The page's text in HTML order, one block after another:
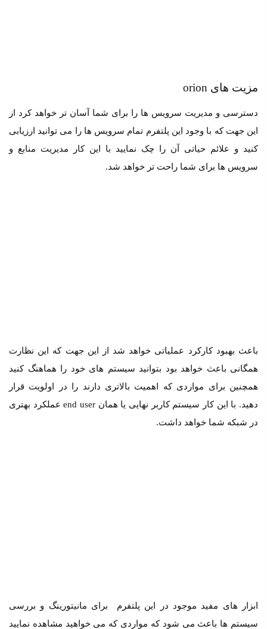
مزیت های orion
دسترسی و مدیریت سرویس ها را برای شما آسان تر خواهد کرد از
این جهت که با وجود این پلتفرم تمام سرویس ها را می توانید ارزیابی
کنید و علائم حیاتی آن را چک نمایید با این کار مدیریت منابع و
سرویس ها برای شما راحت تر خواهد شد.
باعث بهبود کارکرد عملیاتی خواهد شد از این جهت که این نظارت
همگانی باعث خواهد بود بتوانید سیستم های خود را هماهنگ کنید
همچنین برای مواردی که اهمیت بالاتری دارند را در اولویت قرار
دهید. با این کار سیستم کاربر نهایی یا همان end user عملکرد بهتری
در شبکه شما خواهد داشت.
ابزار های مفید موجود در این پلتفرم برای مانیتورینگ و بررسی
سیستم ها باعث می شود که مواردی که می خواهید مشاهده نمایید